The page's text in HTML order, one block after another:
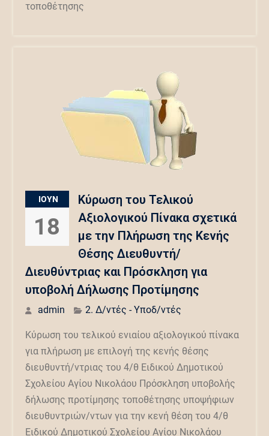
τοποθέτησης
ΙΟΎΝ
18
Κύρωση του Τελικού
Αξιολογικού Πίνακα σχετικά
με την Πλήρωση της Κενής
Θέσης Διευθυντή/
Διευθύντριας και Πρόσκληση για
υποβολή Δήλωσης Προτίμησης
admin 2. Δ/ντές - Υποδ/ντές
Κύρωση του τελικού ενιαίου αξιολογικού πίνακα
για πλήρωση με επιλογή της κενής θέσης
διευθυντή/ντριας του 4/θ Ειδικού Δημοτικού
Σχολείου Αγίου Νικολάου Πρόσκληση υποβολής
δήλωσης προτίμησης τοποθέτησης υποψήφιων
διευθυντριών/ντων για την κενή θέση του 4/θ
Ειδικού Δημοτικού Σχολείου Αγίου Νικολάου